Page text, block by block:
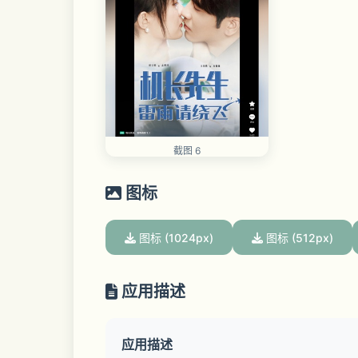
截图 6
图标
图标 (1024px) 图标 (512px)
应用描述
应用描述